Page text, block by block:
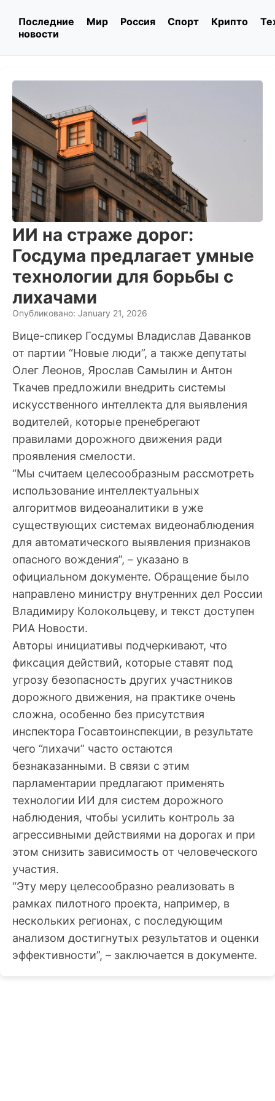
Последние
новости
Мир Россия Спорт Крипто
ИИ на страже дорог:
Госдума предлагает умные
технологии для борьбы с
лихачами
Опубликовано: January 21, 2026
Вице-спикер Госдумы Владислав Даванков
от партии “Новые люди”, а также депутаты
Олег Леонов, Ярослав Самылин и Антон
Ткачев предложили внедрить системы
искусственного интеллекта для выявления
водителей, которые пренебрегают
правилами дорожного движения ради
проявления смелости.
“Мы считаем целесообразным рассмотреть
использование интеллектуальных
алгоритмов видеоаналитики в уже
существующих системах видеонаблюдения
для автоматического выявления признаков
опасного вождения”, – указано в
официальном документе. Обращение было
направлено министру внутренних дел России
Владимиру Колокольцеву, и текст доступен
РИА Новости.
Авторы инициативы подчеркивают, что
фиксация действий, которые ставят под
угрозу безопасность других участников
дорожного движения, на практике очень
сложна, особенно без присутствия
инспектора Госавтоинспекции, в результате
чего “лихачи” часто остаются
безнаказанными. В связи с этим
парламентарии предлагают применять
технологии ИИ для систем дорожного
наблюдения, чтобы усилить контроль за
агрессивными действиями на дорогах и при
этом снизить зависимость от человеческого
участия.
“Эту меру целесообразно реализовать в
рамках пилотного проекта, например, в
нескольких регионах, с последующим
анализом достигнутых результатов и оценки
эффективности”, – заключается в документе.